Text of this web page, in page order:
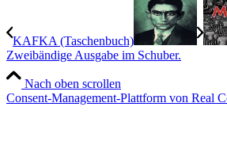
KAFKA (Taschenbuch)
Zweibändige Ausgabe im Schuber.
Nach oben scrollen
Consent-Management-Plattform von Real